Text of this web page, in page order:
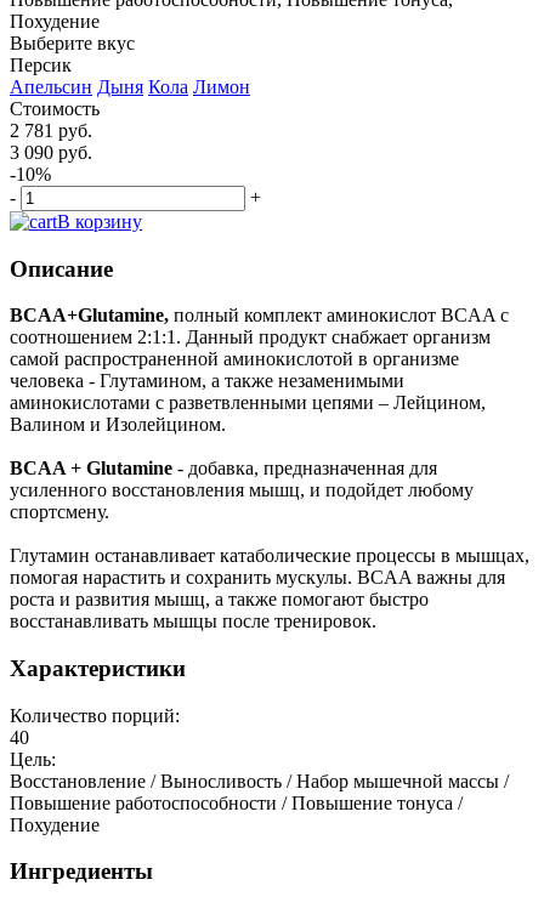
Похудение
Выберите вкус
Персик
Апельсин Дыня Кола Лимон
Стоимость
2 781 руб.
3 090 руб.
-10%
-
+
В корзину
Описание
BCAA+Glutamine, полный комплект аминокислот BCAA с
соотношением 2:1:1. Данный продукт снабжает организм
самой распространенной аминокислотой в организме
человека - Глутамином, а также незаменимыми
аминокислотами с разветвленными цепями – Лейцином,
Валином и Изолейцином.
BCAA + Glutamine - добавка, предназначенная для
усиленного восстановления мышц, и подойдет любому
спортсмену.
Глутамин останавливает катаболические процессы в мышцах,
помогая нарастить и сохранить мускулы. BCAA важны для
роста и развития мышц, а также помогают быстро
восстанавливать мышцы после тренировок.
Характеристики
Количество порций:
40
Цель:
Восстановление / Выносливость / Набор мышечной массы /
Повышение работоспособности / Повышение тонуса /
Похудение
Ингредиенты